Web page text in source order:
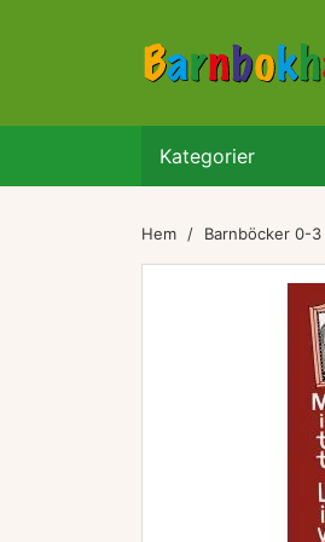
Kategorier
Hem Barnböcker 0-3